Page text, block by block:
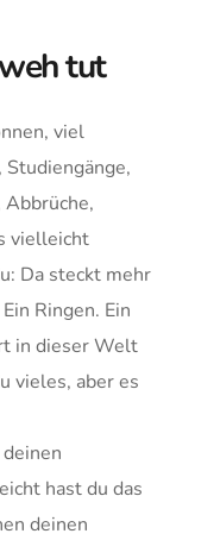
tut
viel
Studiengänge,
Abbrüche,
vielleicht
Da steckt mehr
Ringen. Ein
in dieser Welt
vieles, aber es
hast du das
deinen